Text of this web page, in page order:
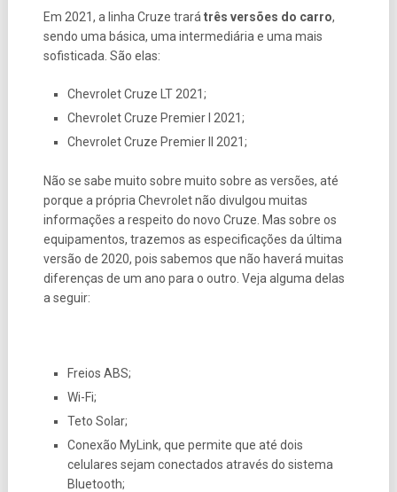
Em 2021, a linha Cruze trará três versões do carro,
sendo uma básica, uma intermediária e uma mais
sofisticada. São elas:
Chevrolet Cruze LT 2021;
Chevrolet Cruze Premier I 2021;
Chevrolet Cruze Premier II 2021;
Não se sabe muito sobre muito sobre as versões, até
porque a própria Chevrolet não divulgou muitas
informações a respeito do novo Cruze. Mas sobre os
equipamentos, trazemos as especificações da última
versão de 2020, pois sabemos que não haverá muitas
diferenças de um ano para o outro. Veja alguma delas
a seguir:
Freios ABS;
Wi-Fi;
Teto Solar;
Conexão MyLink, que permite que até dois
celulares sejam conectados através do sistema
Bluetooth;